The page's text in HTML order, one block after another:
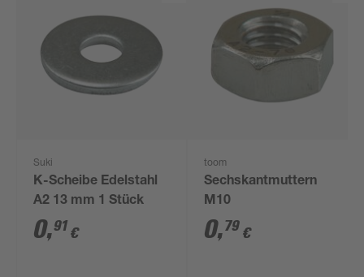
Suki
K-Scheibe Edelstahl
A2 13 mm 1 Stück
0,91 €
toom
Sechskantmuttern
M10
0,79 €